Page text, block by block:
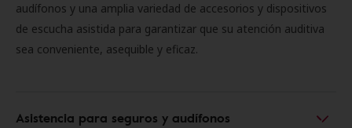
audífonos y una amplia variedad de accesorios y dispositivos
de escucha asistida para garantizar que su atención auditiva
sea conveniente, asequible y eficaz.
Asistencia para seguros y audífonos